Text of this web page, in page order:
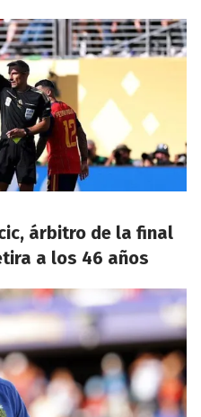
árbitro de la final
a los 46 años